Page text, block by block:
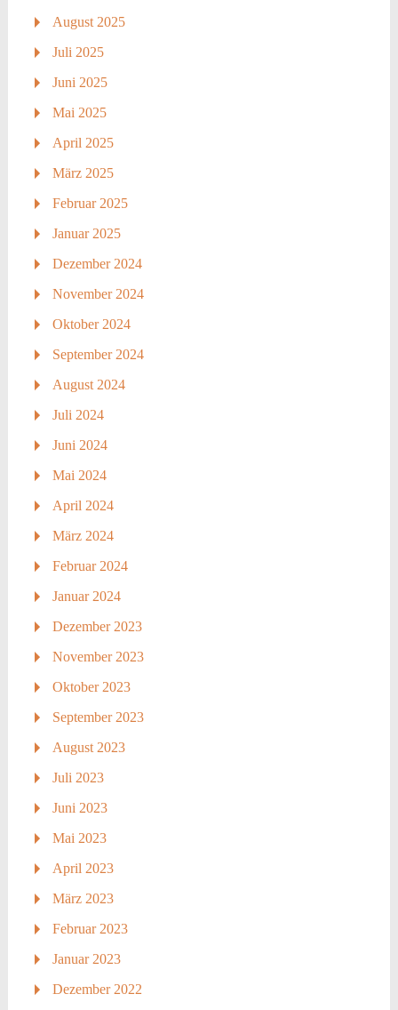
August 2025
Juli 2025
Juni 2025
Mai 2025
April 2025
März 2025
Februar 2025
Januar 2025
Dezember 2024
November 2024
Oktober 2024
September 2024
August 2024
Juli 2024
Juni 2024
Mai 2024
April 2024
März 2024
Februar 2024
Januar 2024
Dezember 2023
November 2023
Oktober 2023
September 2023
August 2023
Juli 2023
Juni 2023
Mai 2023
April 2023
März 2023
Februar 2023
Januar 2023
Dezember 2022